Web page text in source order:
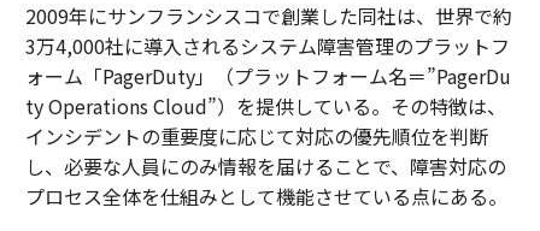
2009年にサンフランシスコで創業した同社は、世界で約
3万4,000社に導入されるシステム障害管理のプラットフ
ォーム「PagerDuty」（プラットフォーム名＝”PagerDu
ty Operations Cloud”）を提供している。その特徴は、
インシデントの重要度に応じて対応の優先順位を判断
し、必要な人員にのみ情報を届けることで、障害対応の
プロセス全体を仕組みとして機能させている点にある。